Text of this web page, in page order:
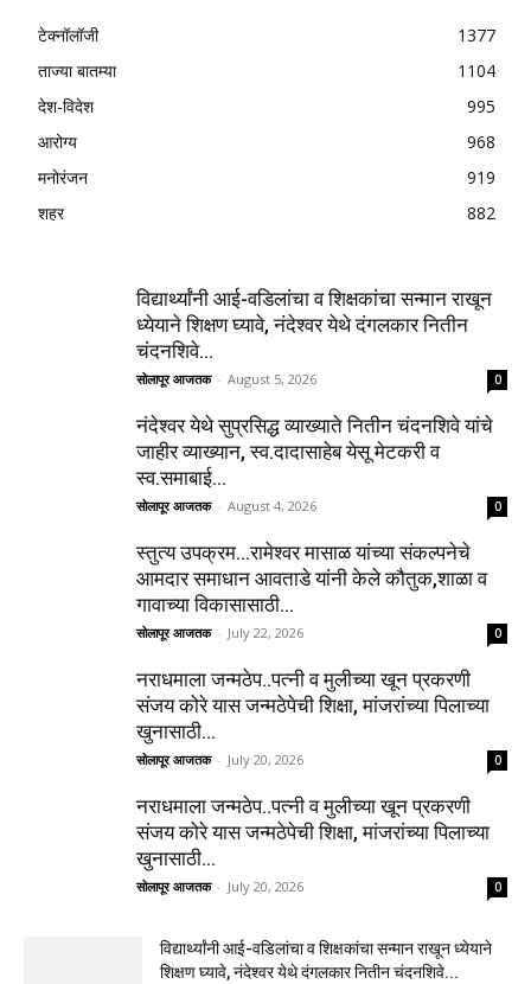
टेक्नॉलॉजी
1377
ताज्या बातम्या
1104
देश-विदेश
995
आरोग्य
968
मनोरंजन
919
शहर
882
विद्यार्थ्यांनी आई-वडिलांचा व शिक्षकांचा सन्मान राखून
ध्येयाने शिक्षण घ्यावे, नंदेश्वर येथे दंगलकार नितीन
चंदनशिवे...
सोलापूर आजतक - August 5, 2026 0
नंदेश्वर येथे सुप्रसिद्ध व्याख्याते नितीन चंदनशिवे यांचे
जाहीर व्याख्यान, स्व.दादासाहेब येसू मेटकरी व
स्व.समाबाई...
सोलापूर आजतक - August 4, 2026 0
स्तुत्य उपक्रम…रामेश्वर मासाळ यांच्या संकल्पनेचे
आमदार समाधान आवताडे यांनी केले कौतुक,शाळा व
गावाच्या विकासासाठी...
सोलापूर आजतक - July 22, 2026 0
नराधमाला जन्मठेप..पत्नी व मुलीच्या खून प्रकरणी
संजय कोरे यास जन्मठेपेची शिक्षा, मांजरांच्या पिलाच्या
खुनासाठी...
सोलापूर आजतक - July 20, 2026 0
नराधमाला जन्मठेप..पत्नी व मुलीच्या खून प्रकरणी
संजय कोरे यास जन्मठेपेची शिक्षा, मांजरांच्या पिलाच्या
खुनासाठी...
सोलापूर आजतक - July 20, 2026 0
विद्यार्थ्यांनी आई-वडिलांचा व शिक्षकांचा सन्मान राखून ध्येयाने
शिक्षण घ्यावे, नंदेश्वर येथे दंगलकार नितीन चंदनशिवे...